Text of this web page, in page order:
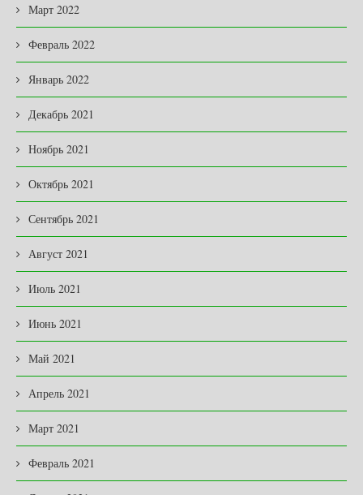
Март 2022
Февраль 2022
Январь 2022
Декабрь 2021
Ноябрь 2021
Октябрь 2021
Сентябрь 2021
Август 2021
Июль 2021
Июнь 2021
Май 2021
Апрель 2021
Март 2021
Февраль 2021